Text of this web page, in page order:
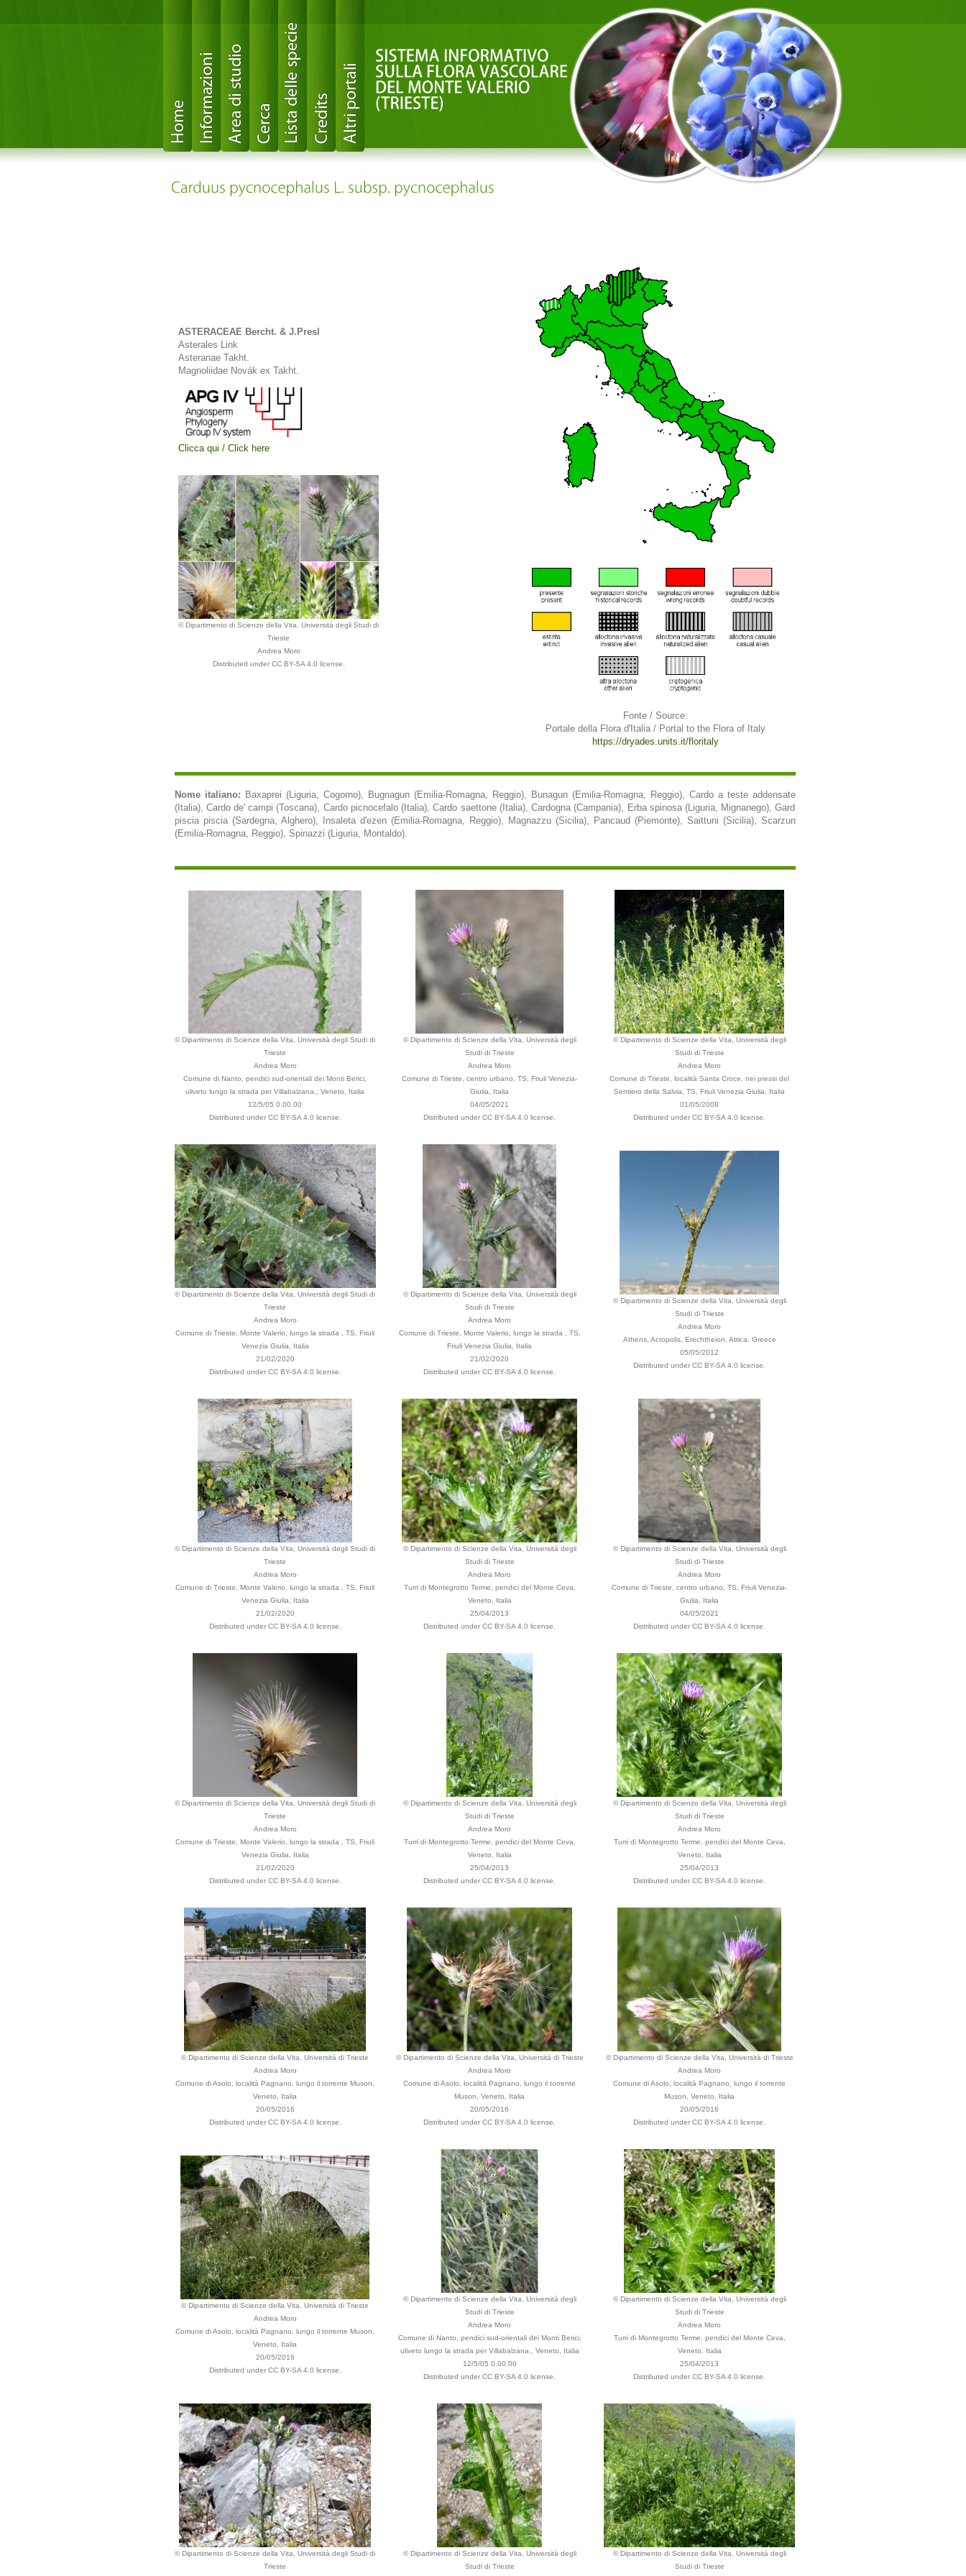
ASTERACEAE Bercht. & J.Presl
Asterales Link
Asteranae Takht.
Magnoliidae Novák ex Takht.
Clicca qui / Click here
© Dipartimento di Scienze della Vita, Università degli Studi di
Trieste
Andrea Moro
Distributed under CC BY-SA 4.0 license.
Fonte / Source:
Portale della Flora d'Italia / Portal to the Flora of Italy
https://dryades.units.it/floritaly
Nome italiano: Baxaprei (Liguria, Cogorno), Bugnagun (Emilia-Romagna, Reggio), Bunagun (Emilia-Romagna, Reggio), Cardo a teste addensate
(Italia), Cardo de' campi (Toscana), Cardo picnocefalo (Italia), Cardo saettone (Italia), Cardogna (Campania), Erba spinosa (Liguria, Mignanego), Gard
piscia piscia (Sardegna, Alghero), Insaleta d'ezen (Emilia-Romagna, Reggio), Magnazzu (Sicilia), Pancaud (Piemonte), Saittuni (Sicilia), Scarzun
(Emilia-Romagna, Reggio), Spinazzi (Liguria, Montaldo).
© Dipartimento di Scienze della Vita, Università degli Studi di
Trieste
Andrea Moro
Comune di Nanto, pendici sud-orientali dei Monti Berici,
uliveto lungo la strada per Villabalzana., Veneto, Italia
12/5/05 0.00.00
Distributed under CC BY-SA 4.0 license.
© Dipartimento di Scienze della Vita, Università degli
Studi di Trieste
Andrea Moro
Comune di Trieste, centro urbano, TS, Friuli Venezia-
Giulia, Italia
04/05/2021
Distributed under CC BY-SA 4.0 license.
© Dipartimento di Scienze della Vita, Università degli
Studi di Trieste
Andrea Moro
Comune di Trieste, località Santa Croce, nei pressi del
Sentiero della Salvia, TS, Friuli Venezia Giulia, Italia
01/05/2008
Distributed under CC BY-SA 4.0 license.
© Dipartimento di Scienze della Vita, Università degli Studi di
Trieste
Andrea Moro
Comune di Trieste, Monte Valerio, lungo la strada , TS, Friuli
Venezia Giulia, Italia
21/02/2020
Distributed under CC BY-SA 4.0 license.
© Dipartimento di Scienze della Vita, Università degli
Studi di Trieste
Andrea Moro
Comune di Trieste, Monte Valerio, lungo la strada , TS,
Friuli Venezia Giulia, Italia
21/02/2020
Distributed under CC BY-SA 4.0 license.
© Dipartimento di Scienze della Vita, Università degli
Studi di Trieste
Andrea Moro
Athens, Acropolis, Erechtheion, Attica, Greece
05/05/2012
Distributed under CC BY-SA 4.0 license.
© Dipartimento di Scienze della Vita, Università degli Studi di
Trieste
Andrea Moro
Comune di Trieste, Monte Valerio, lungo la strada , TS, Friuli
Venezia Giulia, Italia
21/02/2020
Distributed under CC BY-SA 4.0 license.
© Dipartimento di Scienze della Vita, Università degli
Studi di Trieste
Andrea Moro
Turri di Montegrotto Terme, pendici del Monte Ceva,
Veneto, Italia
25/04/2013
Distributed under CC BY-SA 4.0 license.
© Dipartimento di Scienze della Vita, Università degli
Studi di Trieste
Andrea Moro
Comune di Trieste, centro urbano, TS, Friuli Venezia-
Giulia, Italia
04/05/2021
Distributed under CC BY-SA 4.0 license.
© Dipartimento di Scienze della Vita, Università degli Studi di
Trieste
Andrea Moro
Comune di Trieste, Monte Valerio, lungo la strada , TS, Friuli
Venezia Giulia, Italia
21/02/2020
Distributed under CC BY-SA 4.0 license.
© Dipartimento di Scienze della Vita, Università degli
Studi di Trieste
Andrea Moro
Turri di Montegrotto Terme, pendici del Monte Ceva,
Veneto, Italia
25/04/2013
Distributed under CC BY-SA 4.0 license.
© Dipartimento di Scienze della Vita, Università degli
Studi di Trieste
Andrea Moro
Turri di Montegrotto Terme, pendici del Monte Ceva,
Veneto, Italia
25/04/2013
Distributed under CC BY-SA 4.0 license.
© Dipartimento di Scienze della Vita, Università di Trieste
Andrea Moro
Comune di Asolo, località Pagnano, lungo il torrente Muson,
Veneto, Italia
20/05/2016
Distributed under CC BY-SA 4.0 license.
© Dipartimento di Scienze della Vita, Università di Trieste
Andrea Moro
Comune di Asolo, località Pagnano, lungo il torrente
Muson, Veneto, Italia
20/05/2016
Distributed under CC BY-SA 4.0 license.
© Dipartimento di Scienze della Vita, Università di Trieste
Andrea Moro
Comune di Asolo, località Pagnano, lungo il torrente
Muson, Veneto, Italia
20/05/2016
Distributed under CC BY-SA 4.0 license.
© Dipartimento di Scienze della Vita, Università di Trieste
Andrea Moro
Comune di Asolo, località Pagnano, lungo il torrente Muson,
Veneto, Italia
20/05/2016
Distributed under CC BY-SA 4.0 license.
© Dipartimento di Scienze della Vita, Università degli
Studi di Trieste
Andrea Moro
Comune di Nanto, pendici sud-orientali dei Monti Berici,
uliveto lungo la strada per Villabalzana., Veneto, Italia
12/5/05 0.00.00
Distributed under CC BY-SA 4.0 license.
© Dipartimento di Scienze della Vita, Università degli
Studi di Trieste
Andrea Moro
Turri di Montegrotto Terme, pendici del Monte Ceva,
Veneto, Italia
25/04/2013
Distributed under CC BY-SA 4.0 license.
© Dipartimento di Scienze della Vita, Università degli Studi di
Trieste
© Dipartimento di Scienze della Vita, Università degli
Studi di Trieste
© Dipartimento di Scienze della Vita, Università degli
Studi di Trieste